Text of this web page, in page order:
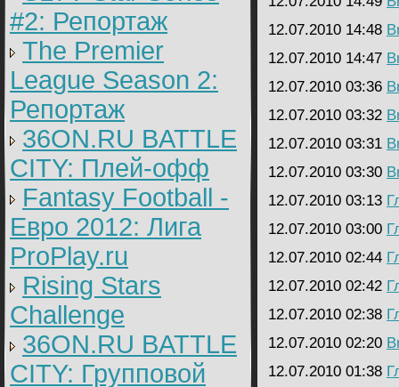
#2: Репортаж
The Premier
League Season 2:
Репортаж
36ON.RU BATTLE
CITY: Плей-офф
Fantasy Football -
Евро 2012: Лига
ProPlay.ru
Rising Stars
Challenge
36ON.RU BATTLE
CITY: Групповой
12.07.2010 14:48
12.07.2010 14:47
12.07.2010 03:36
12.07.2010 03:32
12.07.2010 03:31
12.07.2010 03:30
12.07.2010 03:13
12.07.2010 03:00
12.07.2010 02:44
12.07.2010 02:42
12.07.2010 02:38
12.07.2010 02:20
12.07.2010 01:38